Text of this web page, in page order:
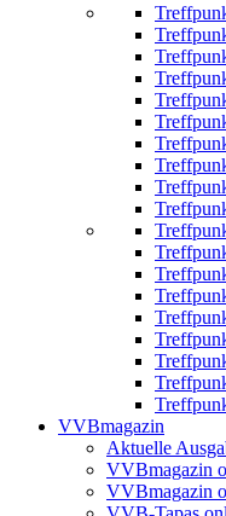
VVBmagazin
Aktuelle
VVBmagazin
VVBmagazin